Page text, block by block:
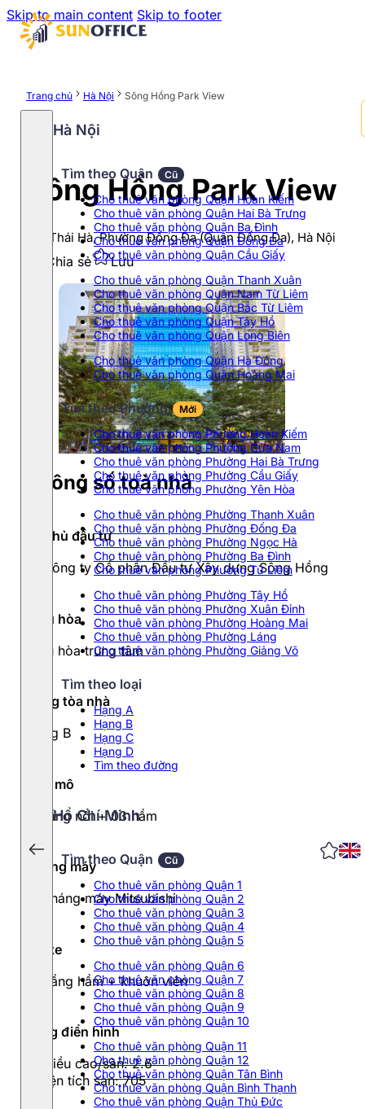
Skip to main content Skip to footer
Hà Nội
Tìm theo Quận Cũ
Cho thuê văn phòng Quận Hoàn Kiếm
Cho thuê văn phòng Quận Hai Bà Trưng
Cho thuê văn phòng Quận Ba Đình
Cho thuê văn phòng Quận Đống Đa
Cho thuê văn phòng Quận Cầu Giấy
Cho thuê văn phòng Quận Thanh Xuân
Cho thuê văn phòng Quận Nam Từ Liêm
Cho thuê văn phòng Quận Bắc Từ Liêm
Cho thuê văn phòng Quận Tây Hồ
Cho thuê văn phòng Quận Long Biên
Cho thuê văn phòng Quận Hà Đông
Cho thuê văn phòng Quận Hoàng Mai
Tìm theo Phường Mới
Cho thuê văn phòng Phường Hoàn Kiếm
Cho thuê văn phòng Phường Cửa Nam
Cho thuê văn phòng Phường Hai Bà Trưng
Cho thuê văn phòng Phường Cầu Giấy
Cho thuê văn phòng Phường Yên Hòa
Cho thuê văn phòng Phường Thanh Xuân
Cho thuê văn phòng Phường Đống Đa
Cho thuê văn phòng Phường Ngọc Hà
Cho thuê văn phòng Phường Ba Đình
Cho thuê văn phòng Phường Từ Liêm
Cho thuê văn phòng Phường Tây Hồ
Cho thuê văn phòng Phường Xuân Đỉnh
Cho thuê văn phòng Phường Hoàng Mai
Cho thuê văn phòng Phường Láng
Cho thuê văn phòng Phường Giảng Võ
Tìm theo loại
Hạng A
Hạng B
Hạng C
Hạng D
Tìm theo đường
Hồ Chí Minh
Tìm theo Quận Cũ
Cho thuê văn phòng Quận 1
Cho thuê văn phòng Quận 2
Cho thuê văn phòng Quận 3
Cho thuê văn phòng Quận 4
Cho thuê văn phòng Quận 5
Cho thuê văn phòng Quận 6
Cho thuê văn phòng Quận 7
Cho thuê văn phòng Quận 8
Cho thuê văn phòng Quận 9
Cho thuê văn phòng Quận 10
Cho thuê văn phòng Quận 11
Cho thuê văn phòng Quận 12
Cho thuê văn phòng Quận Tân Bình
Cho thuê văn phòng Quận Bình Thạnh
Cho thuê văn phòng Quận Thủ Đức
Trang chủ Hà Nội Sông Hồng Park View
Sông Hồng Park View
165 Thái Hà, Phường Đống Đa (Quận Đống Đa), Hà Nội
Chia sẻ Lưu
Thông số toà nhà
Chủ đầu tư
Công ty Cổ phần Đầu tư Xây dựng Sông Hồng
Điều hòa
Điều hòa trung tâm
Hạng tòa nhà
Hạng B
Quy mô
14 tầng nổi + 03 hầm
Thang máy
03 tháng máy Mitsubishi
Đỗ xe
03 tầng hầm + khuôn viên
Tầng điển hình
- Chiều cao/sàn: 2.6
- Diện tích sàn: 705